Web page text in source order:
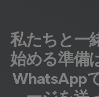
私たちと一
始める準備
WhatsApp